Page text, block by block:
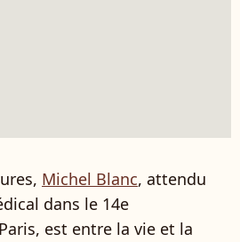
Michel Blanc, attendu
dans le 14e
est entre la vie et la